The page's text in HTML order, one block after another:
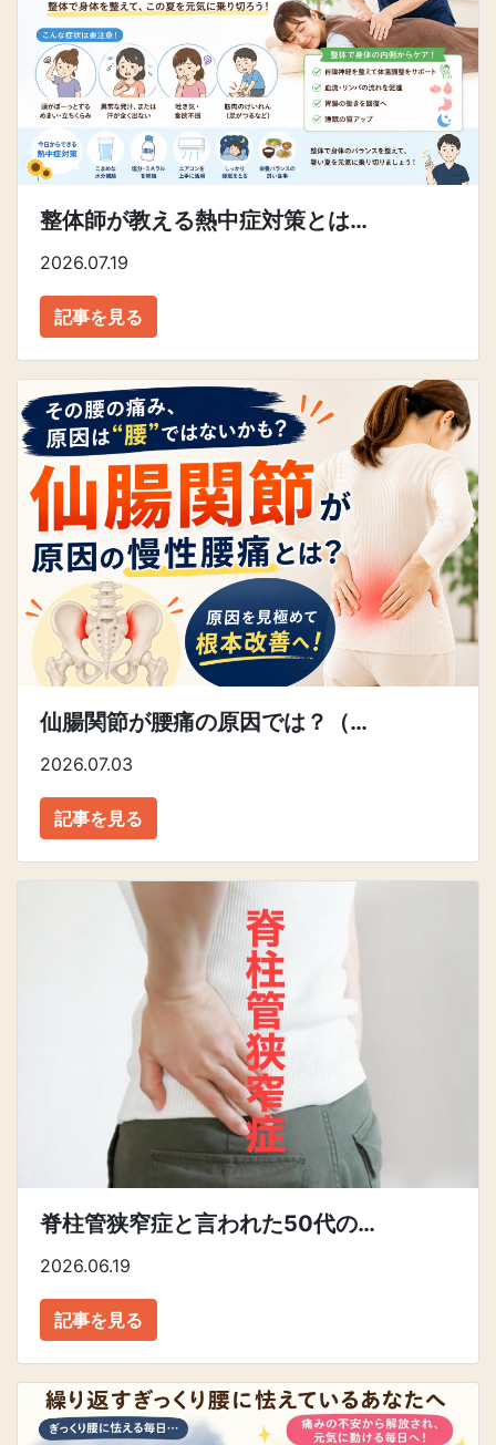
整体師が教える熱中症対策とは…
2026.07.19
記事を見る
仙腸関節が腰痛の原因では？（…
2026.07.03
記事を見る
脊柱管狭窄症と言われた50代の…
2026.06.19
記事を見る